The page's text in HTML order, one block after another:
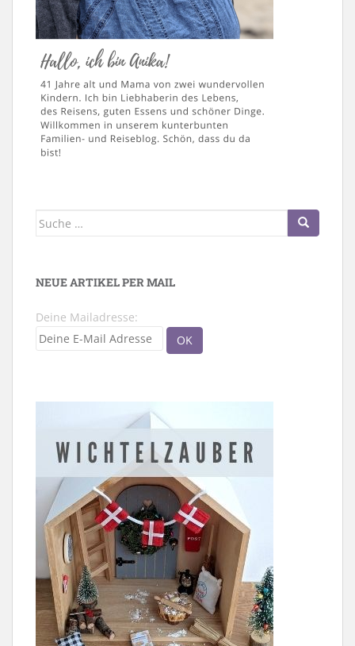
Suche
NEUE ARTIKEL PER MAIL
Deine Mailadresse: